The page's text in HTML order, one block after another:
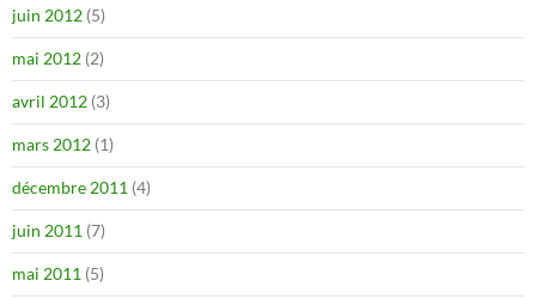
juin 2012 (5)
mai 2012 (2)
avril 2012 (3)
mars 2012 (1)
décembre 2011 (4)
juin 2011 (7)
mai 2011 (5)